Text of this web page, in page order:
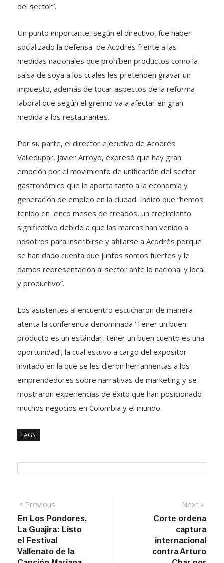
del sector”.
Un punto importante, según el directivo, fue haber
socializado la defensa de Acodrés frente a las
medidas nacionales que prohíben productos como la
salsa de soya a los cuales les pretenden gravar un
impuesto, además de tocar aspectos de la reforma
laboral que según el gremio va a afectar en gran
medida a los restaurantes.
Por su parte, el director ejecutivo de Acodrés
Valledupar, Javier Arroyo, expresó que hay gran
emoción por el movimiento de unificación del sector
gastronómico que le aporta tanto a la economía y
generación de empleo en la ciudad. Indicó que “hemos
tenido en cinco meses de creados, un crecimiento
significativo debido a que las marcas han venido a
nosotros para inscribirse y afiliarse a Acodrés porque
se han dado cuenta que juntos somos fuertes y le
damos representación al sector ante lo nacional y local
y productivo”.
Los asistentes al encuentro escucharon de manera
atenta la conferencia denominada ‘Tener un buen
producto es un estándar, tener un buen cuento es una
oportunidad’, la cual estuvo a cargo del expositor
invitado en la que se les dieron herramientas a los
emprendedores sobre narrativas de marketing y se
mostraron experiencias de éxito que han posicionado
muchos negocios en Colombia y el mundo.
TAGS:
Navegación
de
entradas
Previous
post:
En Los Pondores,
La Guajira: Listo
el Festival
Vallenato de la
Next
post:
Corte ordena
captura
internacional
contra Arturo